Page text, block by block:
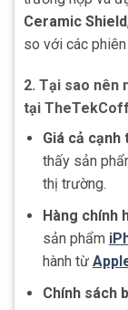
Ceramic Shield
so với các
2. Tại sao nên
tại
Giá cả cạnh
thấy sản
thị trường.
Hàng chính
sản phẩm
hành từ
Chính sách